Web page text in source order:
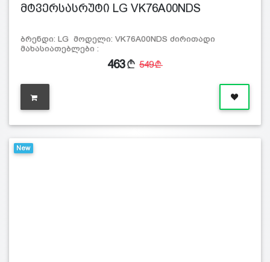
მტვერსასრუტი LG VK76A00NDS
ბრენდი: LG მოდელი: VK76A00NDS ძირითადი
მახასიათებლები :
463 549
New